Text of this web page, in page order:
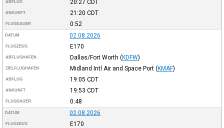
ABFLUG 20:27 CDT
ANKUNFT 21:20 CDT
FLUGDAUER 0:52
DATUM 02.08.2026
FLUGZEUG E170
ABFLUGHAFEN Dallas/Fort Worth (KDFW)
ZIELFLUGHAFEN Midland Intl Air and Space Port (KMAF)
ABFLUG 19:05 CDT
ANKUNFT 19:53 CDT
FLUGDAUER 0:48
DATUM 02.08.2026
FLUGZEUG E170